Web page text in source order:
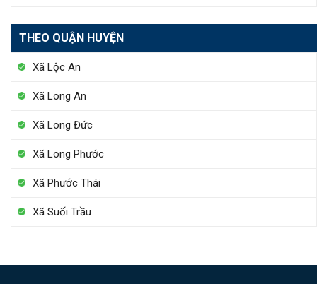
THEO QUẬN HUYỆN
Xã Lộc An
Xã Long An
Xã Long Đức
Xã Long Phước
Xã Phước Thái
Xã Suối Trầu